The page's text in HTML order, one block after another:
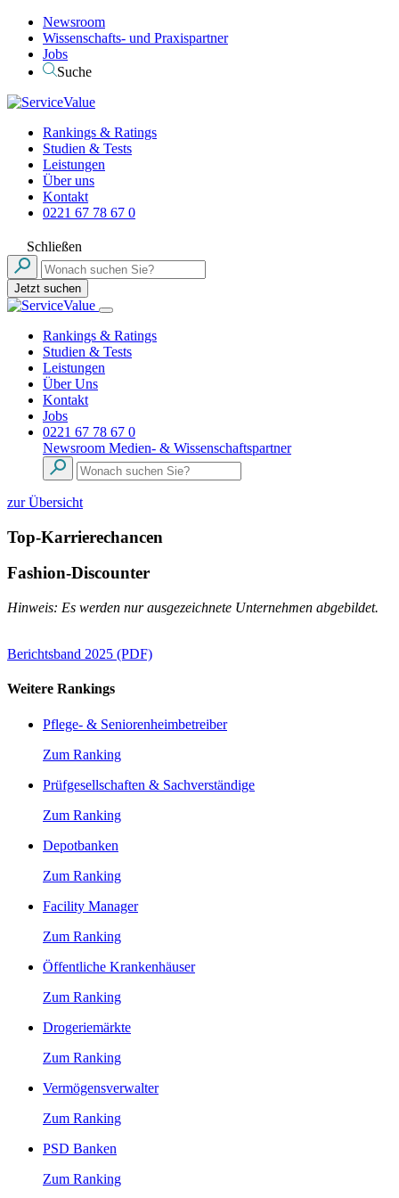
Newsroom
Wissenschafts- und Praxispartner
Jobs
Suche
Rankings & Ratings
Studien & Tests
Leistungen
Über uns
Kontakt
0221 67 78 67 0
Schließen
Jetzt suchen
Rankings & Ratings
Studien & Tests
Leistungen
Über Uns
Kontakt
Jobs
0221 67 78 67 0
Newsroom Medien- & Wissenschaftspartner
zur Übersicht
Top-Karrierechancen
Fashion-Discounter
Hinweis: Es werden nur ausgezeichnete Unternehmen abgebildet.
Berichtsband 2025 (PDF)
Weitere Rankings
Pflege- & Seniorenheimbetreiber
Zum Ranking
Prüfgesellschaften & Sachverständige
Zum Ranking
Depotbanken
Zum Ranking
Facility Manager
Zum Ranking
Öffentliche Krankenhäuser
Zum Ranking
Drogeriemärkte
Zum Ranking
Vermögensverwalter
Zum Ranking
PSD Banken
Zum Ranking